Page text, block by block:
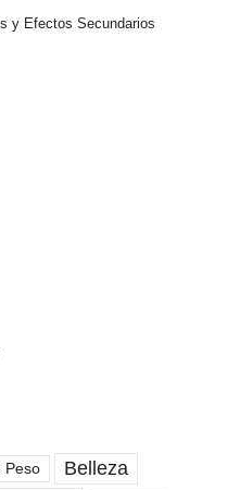
y Efectos Secundarios
Peso Belleza